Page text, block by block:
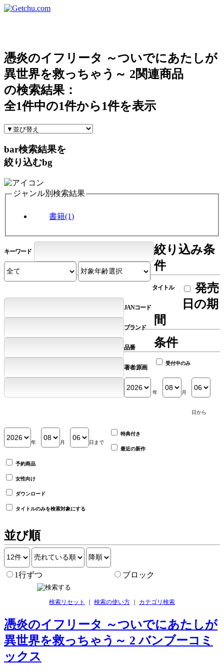
憑炎のイフリータ ～ついでにあたしが
異世界を救っちゃう～ 2関連商品
の検索結果：
全1件中の1件から1件を表示
bar検索結果を
絞り込むbg
ジャンル別検索結果
書籍(1)
キーワード
絞り込み条
件
タイトル
JANコード
ブランド
品番
著者/原画
発売
日の期
間
年 月
日から
年 月 日まで
条件
受付中のみ
特典付き
最近の新作
予約商品
女性向け
ダウンロード
タイトルのみを検索対象にする
並び順
1行ずつ ブロック
検索リセット ｜ 検索の使い方 ｜ カテゴリ検索
憑炎のイフリータ ～ついでにあたしが
異世界を救っちゃう～ 2 バンブーコミ
ックス